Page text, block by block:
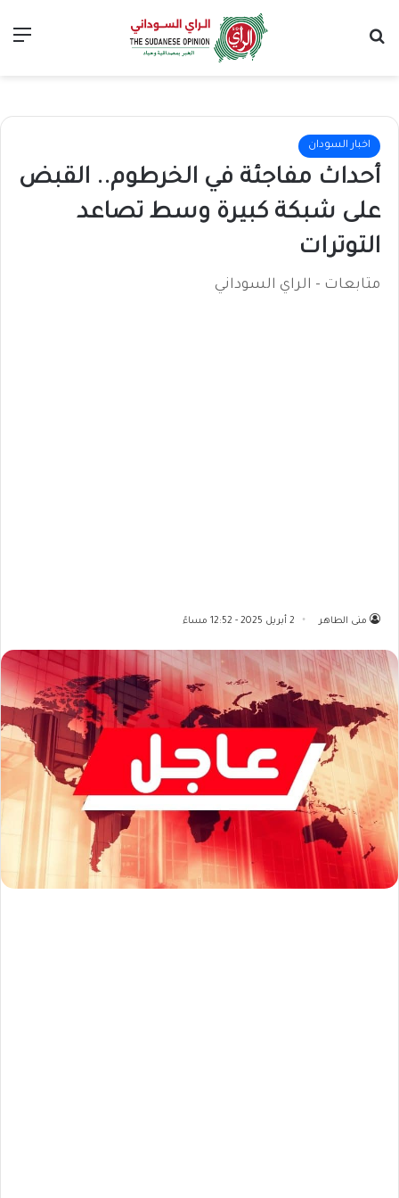
اخبار السودان
أحداث مفاجئة في الخرطوم.. القبض
على شبكة كبيرة وسط تصاعد
التوترات
متابعات - الراي السوداني
منى الطاهر 2 أبريل 2025 - 12:52 مساءً